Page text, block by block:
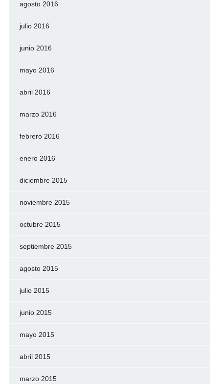
agosto 2016
julio 2016
junio 2016
mayo 2016
abril 2016
marzo 2016
febrero 2016
enero 2016
diciembre 2015
noviembre 2015
octubre 2015
septiembre 2015
agosto 2015
julio 2015
junio 2015
mayo 2015
abril 2015
marzo 2015